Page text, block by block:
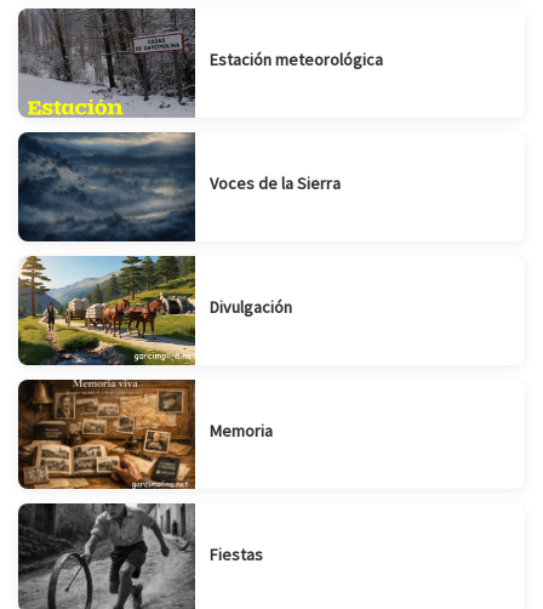
Estación meteorológica
Voces de la Sierra
Divulgación
Memoria
Fiestas